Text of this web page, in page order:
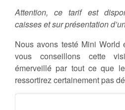
Attention, ce tarif est
caisses et sur présentation
Nous avons testé Mini World
vous conseillons cette
émerveillé par tout ce que
ressortirez certainement pas